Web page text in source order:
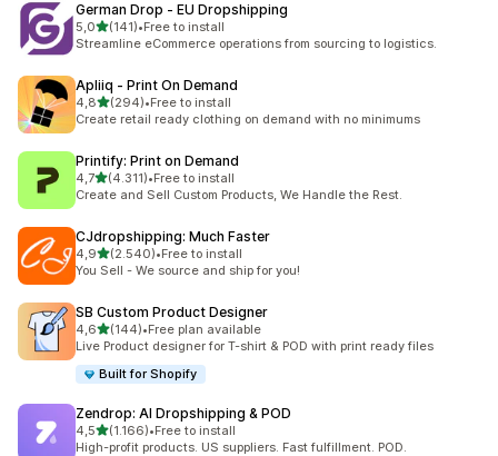
German Drop ‑ EU Dropshipping
5,0de 5 estrelas
(141)
141 total de avaliações
•Free to install
Streamline eCommerce operations from sourcing to logistics.
Apliiq ‑ Print On Demand
4,8de 5 estrelas
(294)
294 total de avaliações
•Free to install
Create retail ready clothing on demand with no minimums
Printify: Print on Demand
4,7de 5 estrelas
(4.311)
4311 total de avaliações
•Free to install
Create and Sell Custom Products, We Handle the Rest.
CJdropshipping: Much Faster
4,9de 5 estrelas
(2.540)
2540 total de avaliações
•Free to install
You Sell - We source and ship for you!
SB Custom Product Designer
4,6de 5 estrelas
(144)
144 total de avaliações
•Free plan available
Live Product designer for T-shirt & POD with print ready files
Built for Shopify
Zendrop: AI Dropshipping & POD
4,5de 5 estrelas
(1.166)
1166 total de avaliações
•Free to install
High-profit products. US suppliers. Fast fulfillment. POD.